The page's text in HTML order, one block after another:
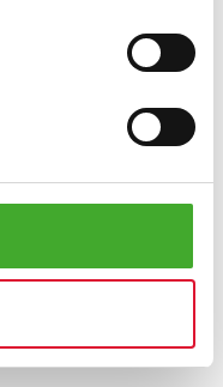
Hassel